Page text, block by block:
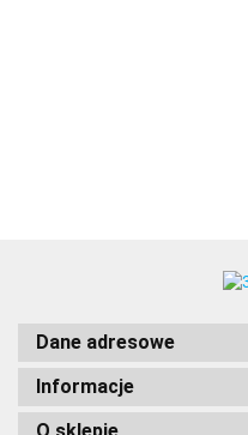
Dane adresowe
Informacje